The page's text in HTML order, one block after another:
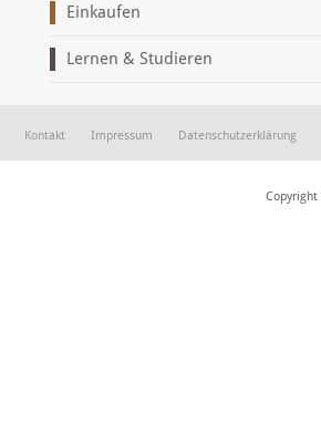
Einkaufen
Lernen & Studieren
Kontakt Impressum Datenschutzerklärung